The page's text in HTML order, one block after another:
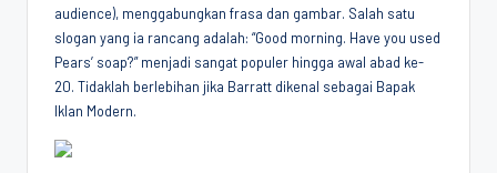
audience), menggabungkan frasa dan gambar. Salah satu
slogan yang ia rancang adalah: “Good morning. Have you used
Pears’ soap?” menjadi sangat populer hingga awal abad ke-
20. Tidaklah berlebihan jika Barratt dikenal sebagai Bapak
Iklan Modern.